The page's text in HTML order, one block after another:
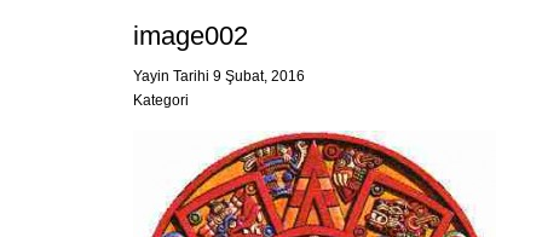
image002
Yayin Tarihi 9 Şubat, 2016
Kategori